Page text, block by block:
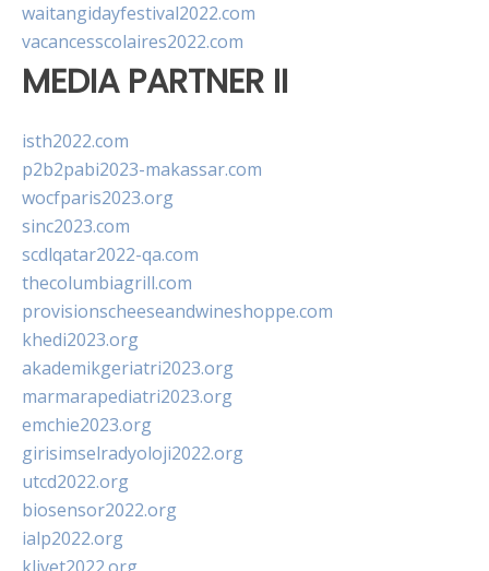
waitangidayfestival2022.com
vacancesscolaires2022.com
MEDIA PARTNER II
isth2022.com
p2b2pabi2023-makassar.com
wocfparis2023.org
sinc2023.com
scdlqatar2022-qa.com
thecolumbiagrill.com
provisionscheeseandwineshoppe.com
khedi2023.org
akademikgeriatri2023.org
marmarapediatri2023.org
emchie2023.org
girisimselradyoloji2022.org
utcd2022.org
biosensor2022.org
ialp2022.org